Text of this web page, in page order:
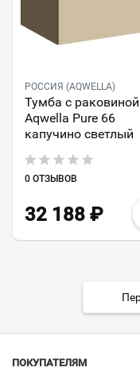
РОССИЯ (AQWELLA)
Тумба с раковиной
Aqwella Pure 66
капучино светлый
0 ОТЗЫВОВ
32 188 ₽
ПОКУПАТЕЛЯМ